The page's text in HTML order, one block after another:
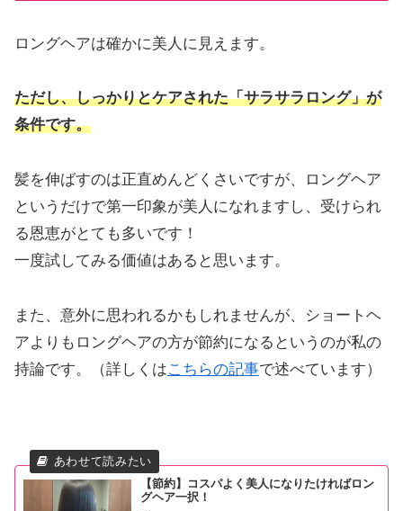
ロングヘアは確かに美人に見えます。
ただし、しっかりとケアされた「サラサラロング」が
条件です。
髪を伸ばすのは正直めんどくさいですが、ロングヘア
というだけで第一印象が美人になれますし、受けられ
る恩恵がとても多いです！
一度試してみる価値はあると思います。
また、意外に思われるかもしれませんが、ショートヘ
アよりもロングヘアの方が節約になるというのが私の
持論です。（詳しくはこちらの記事で述べています）
【節約】コスパよく美人になりたければロン
グヘア一択！